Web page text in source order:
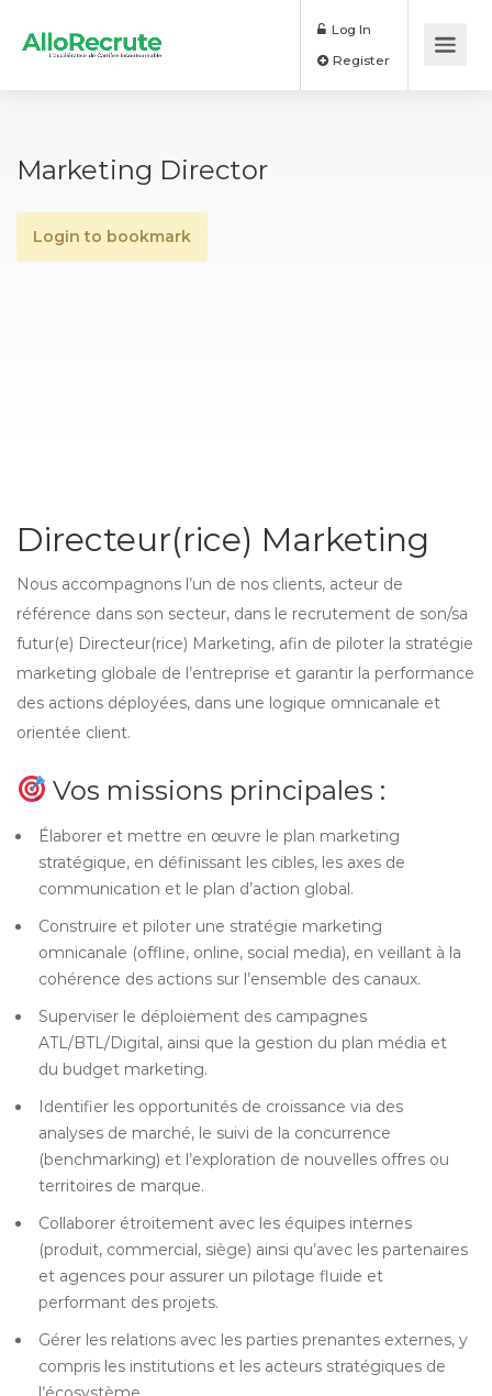
Log In
Marketing Director
Login to bookmark
Directeur(rice) Marketing
Nous accompagnons l’un de nos clients, acteur de
référence dans son secteur, dans le recrutement de son/sa
futur(e) Directeur(rice) Marketing, afin de piloter la stratégie
marketing globale de l’entreprise et garantir la performance
des actions déployées, dans une logique omnicanale et
orientée client.
Vos missions principales :
Élaborer et mettre en œuvre le plan marketing
stratégique, en définissant les cibles, les axes de
communication et le plan d’action global.
Construire et piloter une stratégie marketing
omnicanale (offline, online, social media), en veillant à la
cohérence des actions sur l’ensemble des canaux.
Superviser le déploiement des campagnes
ATL/BTL/Digital, ainsi que la gestion du plan média et
du budget marketing.
Identifier les opportunités de croissance via des
analyses de marché, le suivi de la concurrence
(benchmarking) et l’exploration de nouvelles offres ou
territoires de marque.
Collaborer étroitement avec les équipes internes
(produit, commercial, siège) ainsi qu’avec les partenaires
et agences pour assurer un pilotage fluide et
performant des projets.
Gérer les relations avec les parties prenantes externes, y
compris les institutions et les acteurs stratégiques de